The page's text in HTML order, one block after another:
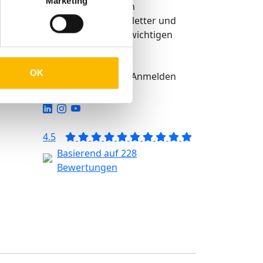
OK
Erhalten Sie unseren
regelmäßigen Newsletter und
bekommen Sie alle wichtigen
Infos über TMP®
Anmelden
4.5
Basierend auf 228
Bewertungen